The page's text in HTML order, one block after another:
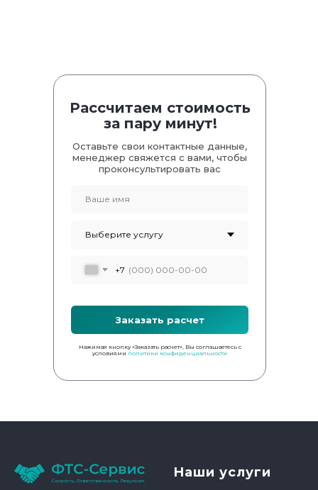
Нажимая кнопку «Заказать расчет», Вы соглашаетесь с
условиями политики конфиденциальности
+7
Заказать расчет
Оставьте свои контактные данные,
менеджер свяжется с вами, чтобы
проконсультировать вас
Рассчитаем стоимость
за пару минут!
Наши услуги